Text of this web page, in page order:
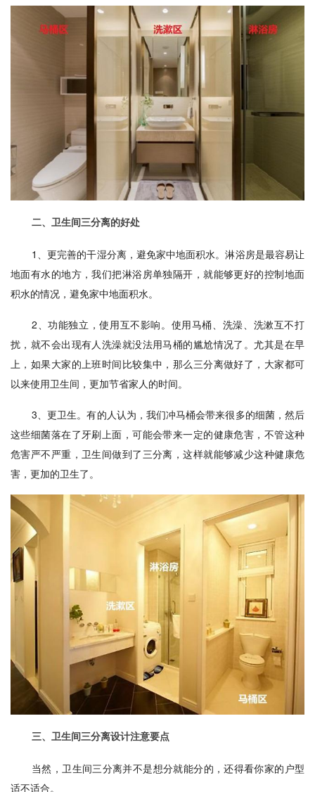
二、卫生间三分离的好处
1、更完善的干湿分离，避免家中地面积水。淋浴房是最容易让
地面有水的地方，我们把淋浴房单独隔开，就能够更好的控制地面
积水的情况，避免家中地面积水。
2、功能独立，使用互不影响。使用马桶、洗澡、洗漱互不打
扰，就不会出现有人洗澡就没法用马桶的尴尬情况了。尤其是在早
上，如果大家的上班时间比较集中，那么三分离做好了，大家都可
以来使用卫生间，更加节省家人的时间。
3、更卫生。有的人认为，我们冲马桶会带来很多的细菌，然后
这些细菌落在了牙刷上面，可能会带来一定的健康危害，不管这种
危害严不严重，卫生间做到了三分离，这样就能够减少这种健康危
害，更加的卫生了。
三、卫生间三分离设计注意要点
当然，卫生间三分离并不是想分就能分的，还得看你家的户型
适不适合。